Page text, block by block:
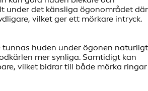
under det känsliga ögonområdet där
vilket ger ett mörkare intryck.
tunnas huden under ögonen naturligt
mer synliga. Samtidigt kan
vilket bidrar till både mörka ringar